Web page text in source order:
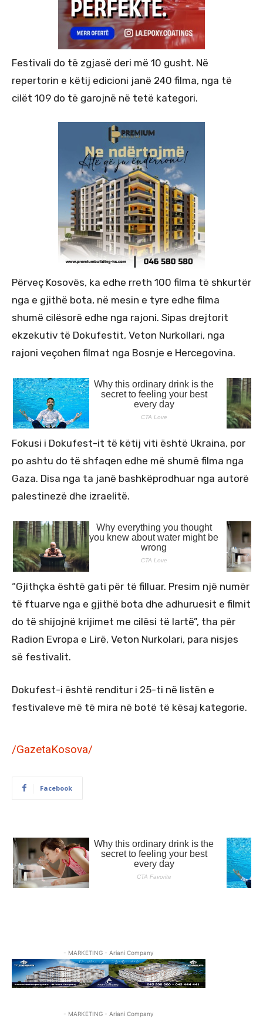
Festivali do të zgjasë deri më 10 gusht. Në
repertorin e këtij edicioni janë 240 filma, nga të
cilët 109 do të garojnë në tetë kategori.
Përveç Kosovës, ka edhe rreth 100 filma të shkurtër
nga e gjithë bota, në mesin e tyre edhe filma
shumë cilësorë edhe nga rajoni. Sipas drejtorit
ekzekutiv të Dokufestit, Veton Nurkollari, nga
rajoni veçohen filmat nga Bosnje e Hercegovina.
Fokusi i Dokufest-it të këtij viti është Ukraina, por
po ashtu do të shfaqen edhe më shumë filma nga
Gaza. Disa nga ta janë bashkëprodhuar nga autorë
palestinezë dhe izraelitë.
“Gjithçka është gati për të filluar. Presim një numër
të ftuarve nga e gjithë bota dhe adhuruesit e filmit
do të shijojnë krijimet me cilësi të lartë”, tha për
Radion Evropa e Lirë, Veton Nurkolari, para nisjes
së festivalit.
Dokufest-i është renditur i 25-ti në listën e
festivaleve më të mira në botë të kësaj kategorie.
/GazetaKosova/
Facebook
- MARKETING - Ariani Company
- MARKETING - Ariani Company